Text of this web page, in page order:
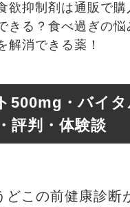
欲抑制剤は通販で購
きる？食べ過ぎの悩
解消できる薬！
500mg・バイ
評判・体験談
どこの前健康診断